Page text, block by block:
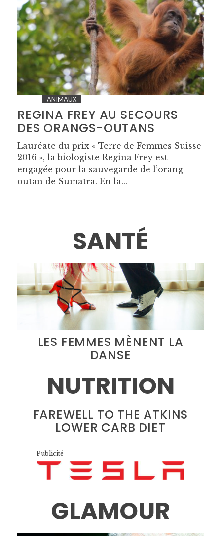
ANIMAUX
REGINA FREY AU SECOURS
DES ORANGS-OUTANS
Lauréate du prix « Terre de Femmes Suisse
2016 », la biologiste Regina Frey est
engagée pour la sauvegarde de l’orang-
outan de Sumatra. En la...
SANTÉ
LES FEMMES MÈNENT LA
DANSE
NUTRITION
FAREWELL TO THE ATKINS
LOWER CARB DIET
Publicité
GLAMOUR